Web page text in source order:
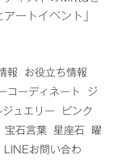
ートイベント」
報
お役立ち情報
コーディネート
ジ
ジュエリー
ピンク
宝石言葉 星座石
曜
LINEお問い合わ